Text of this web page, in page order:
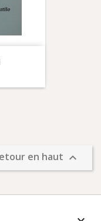
en haut 